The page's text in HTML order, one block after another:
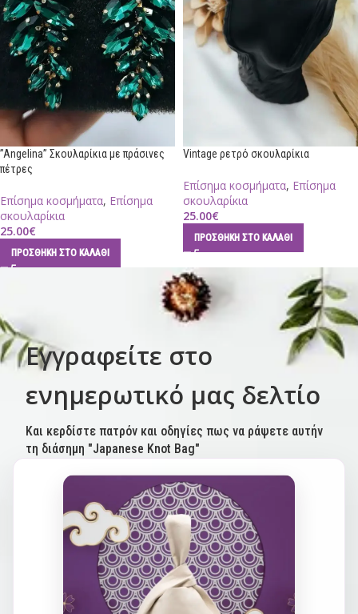
”Angelina” Σκουλαρίκια με πράσινες
πέτρες
Επίσημα κοσμήματα, Επίσημα
σκουλαρίκια
25.00€
ΠΡΟΣΘΉΚΗ ΣΤΟ ΚΑΛΆΘΙ
Vintage ρετρό σκουλαρίκια
Επίσημα κοσμήματα, Επίσημα
σκουλαρίκια
25.00€
ΠΡΟΣΘΉΚΗ ΣΤΟ ΚΑΛΆΘΙ
Εγγραφείτε στο
ενημερωτικό μας δελτίο
Και κερδίστε πατρόν και οδηγίες πως να ράψετε αυτήν
τη διάσημη "Japanese Knot Bag"